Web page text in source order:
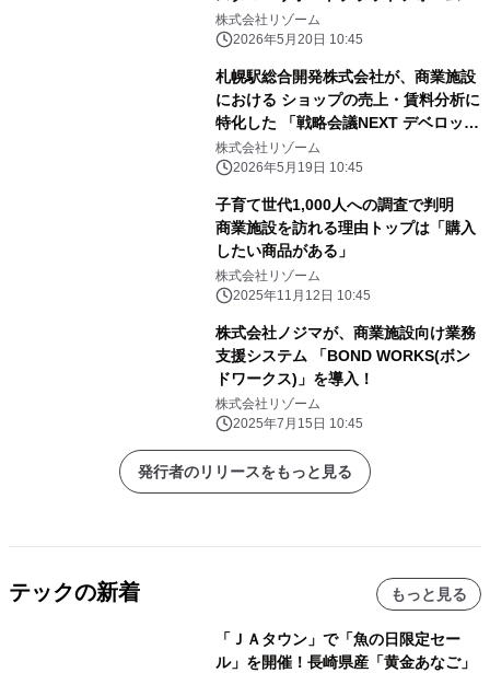
「GBase Support」を導入！
株式会社リゾーム
2026年5月20日 10:45
札幌駅総合開発株式会社が、商業施設
における ショップの売上・賃料分析に
特化した 「戦略会議NEXT デベロッパ
ーマネジメントシステム」を導入！
株式会社リゾーム
2026年5月19日 10:45
子育て世代1,000人への調査で判明
商業施設を訪れる理由トップは「購入
したい商品がある」
株式会社リゾーム
2025年11月12日 10:45
株式会社ノジマが、商業施設向け業務
支援システム 「BOND WORKS(ボン
ドワークス)」を導入！
株式会社リゾーム
2025年7月15日 10:45
発行者のリリースをもっと見る
テックの新着 もっと見る
「ＪＡタウン」で「魚の日限定セー
ル」を開催！長崎県産「黄金あなご」